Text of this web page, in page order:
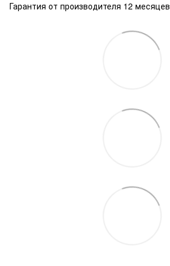
Гарантия от производителя 12 месяцев